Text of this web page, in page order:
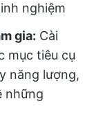
nghiệm
gia: Cài
mục tiêu cụ
năng lượng,
những